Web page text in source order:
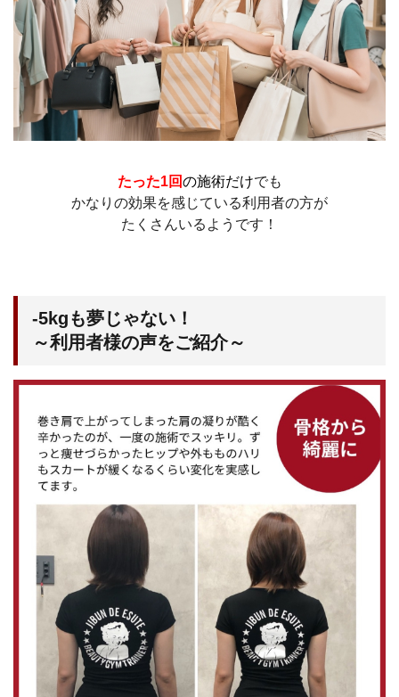
たった1回の施術だけでも
かなりの効果を感じている利用者の方が
たくさんいるようです！
-5kgも夢じゃない！
～利用者様の声をご紹介～